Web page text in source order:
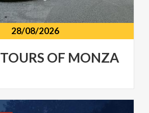
28/08/2026
TOURS OF MONZA